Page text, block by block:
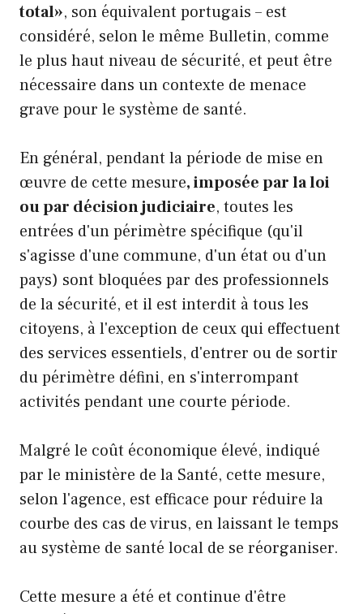
total», son équivalent portugais – est
considéré, selon le même Bulletin, comme
le plus haut niveau de sécurité, et peut être
nécessaire dans un contexte de menace
grave pour le système de santé.
En général, pendant la période de mise en
œuvre de cette mesure, imposée par la loi
ou par décision judiciaire, toutes les
entrées d'un périmètre spécifique (qu'il
s'agisse d'une commune, d'un état ou d'un
pays) sont bloquées par des professionnels
de la sécurité, et il est interdit à tous les
citoyens, à l'exception de ceux qui effectuent
des services essentiels, d'entrer ou de sortir
du périmètre défini, en s'interrompant
activités pendant une courte période.
Malgré le coût économique élevé, indiqué
par le ministère de la Santé, cette mesure,
selon l'agence, est efficace pour réduire la
courbe des cas de virus, en laissant le temps
au système de santé local de se réorganiser.
Cette mesure a été et continue d'être